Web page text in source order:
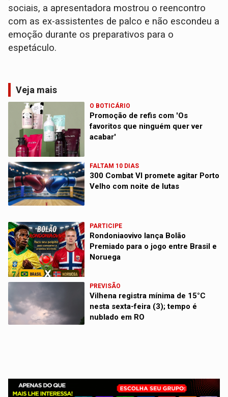
sociais, a apresentadora mostrou o reencontro
com as ex-assistentes de palco e não escondeu a
emoção durante os preparativos para o
espetáculo.
Veja mais
O BOTICÁRIO
Promoção de refis com 'Os
favoritos que ninguém quer ver
acabar'
FALTAM 10 DIAS
300 Combat VI promete agitar Porto
Velho com noite de lutas
PARTICIPE
Rondoniaovivo lança Bolão
Premiado para o jogo entre Brasil e
Noruega
PREVISÃO
Vilhena registra mínima de 15°C
nesta sexta-feira (3); tempo é
nublado em RO